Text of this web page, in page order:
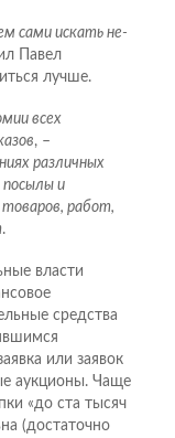
сами искать не­
Павел
лучше.
всех
, –
различных
посылы и
товаров, работ,
.
власти
средства
или заявок
аукционы. Чаще
«до ста тысяч
(достаточно